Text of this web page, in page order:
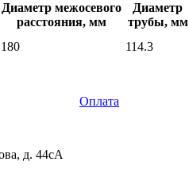
Диаметр межосевого
расстояния, мм
Диаметр
трубы, мм
180 114.3
Оплата
д. 44сА